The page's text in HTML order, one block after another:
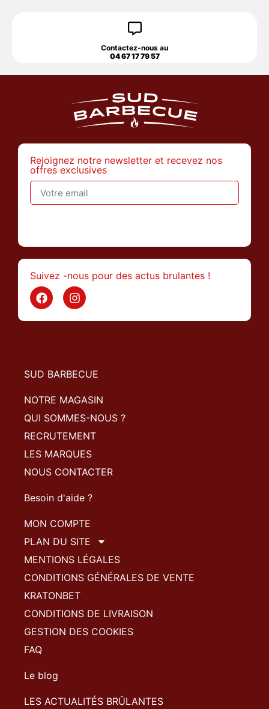
Contactez-nous au
04 67 17 79 57
Rejoignez notre newsletter et recevez nos
offres exclusives
Suivez -nous pour des actus brulantes !
SUD BARBECUE
NOTRE MAGASIN
QUI SOMMES-NOUS ?
RECRUTEMENT
LES MARQUES
NOUS CONTACTER
Besoin d'aide ?
MON COMPTE
PLAN DU SITE
MENTIONS LÉGALES
CONDITIONS GÉNÉRALES DE VENTE
KRATONBET
CONDITIONS DE LIVRAISON
GESTION DES COOKIES
FAQ
Le blog
LES ACTUALITÉS BRÛLANTES